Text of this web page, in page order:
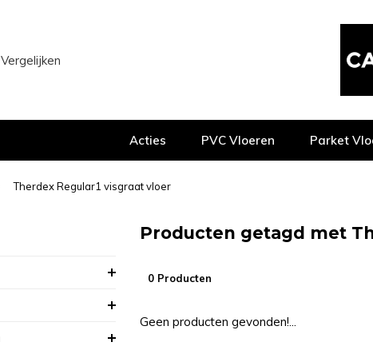
Vergelijken
Acties PVC Vloeren Parket
Therdex Regular1 visgraat vloer
Producten getagd met
0 Producten
Geen producten gevonden!...